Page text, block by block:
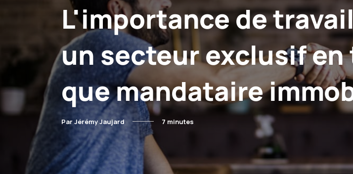
L'importance de
un secteur exclusif
que mandataire
Par Jérémy Jaujard 7 minutes